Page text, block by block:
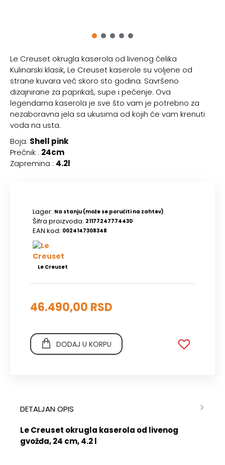
Le Creuset okrugla kaserola od livenog čelika
Kulinarski klasik, Le Creuset kaserole su voljene od
strane kuvara već skoro sto godina. Savršeno
dizajnirane za paprikaš, supe i pečenje. Ova
legendarna kaserola je sve što vam je potrebno za
nezaboravna jela sa ukusima od kojih će vam krenuti
voda na usta.
Boja: Shell pink
Prečnik : 24cm
Zapremina : 4.2l
Lager: Na stanju (može se poručiti na zahtev)
Šifra proizvoda: 21177247774430
EAN kod: 0024147308348
Le Creuset
46.490,00 RSD
DODAJ U KORPU
DETALJAN OPIS
Le Creuset okrugla kaserola od livenog
gvožđa, 24 cm, 4.2 l